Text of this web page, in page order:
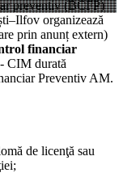
organizează
prin anunț extern)
financiar
CIM durată
Preventiv AM.
de licenţă sau